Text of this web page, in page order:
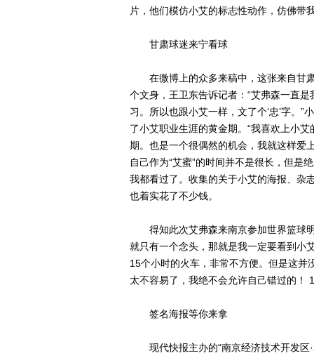
片，他们模仿小艾的标志性动作，仿佛带
甘肃球迷来宁看球
在微博上的众多来稿中，这张来自甘肃
个文身，王卫东告诉记者：“艾弗森一直
习。所以也跟小艾一样，文了个‘忠’字。
了小艾职业生涯的黄金期。“我喜欢上小
期。也是一个很偶然的机会，我就这样爱
自己作为“艾蜜”的时间并不是很长，但是
我都看过了。收集的关于小艾的海报、杂
也着实花了不少钱。
得知此次艾弗森来南京参加世界篮球明
就只有一个念头，那就是我一定要看到小
15个小时的火车，非常不方便。但是这并
太不容易了，我绝不会允许自己错过的！
签名海报等你来拿
现代快报主办的“南京经济技术开发区